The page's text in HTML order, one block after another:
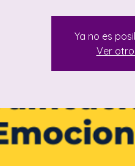
Ya no es
Ver